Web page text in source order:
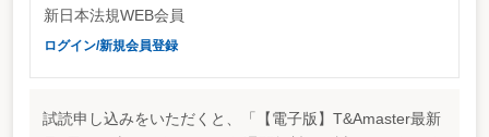
新日本法規WEB会員
ログイン/新規会員登録
試読申し込みをいただくと、「【電子版】T&Amaster最新